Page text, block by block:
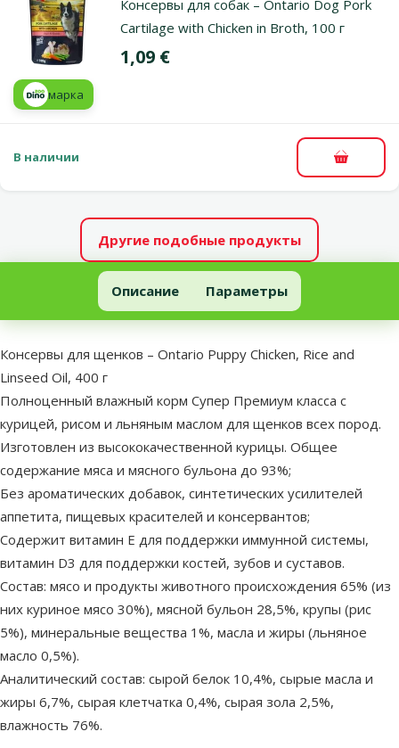
Консервы для собак – Ontario Dog Pork
Cartilage with Chicken in Broth, 100 г
Цена
1,09 €
марка
В наличии В
Другие подобные продукты
Консервы для щенков – Ontario Puppy Chicken, Rice and Linseed
Описание Параметры
В начало страницы
superzoo.product.detail.content
Консервы для щенков – Ontario Puppy Chicken, Rice and
Linseed Oil, 400 г
Полноценный влажный корм Супер Премиум класса с
курицей, рисом и льняным маслом для щенков всех пород.
Изготовлен из высококачественной курицы. Общее
содержание мяса и мясного бульона до 93%;
Без ароматических добавок, синтетических усилителей
аппетита, пищевых красителей и консервантов;
Содержит витамин Е для поддержки иммунной системы,
витамин D3 для поддержки костей, зубов и суставов.
Состав: мясо и продукты животного происхождения 65% (из
них куриное мясо 30%), мясной бульон 28,5%, крупы (рис
5%), минеральные вещества 1%, масла и жиры (льняное
масло 0,5%).
Аналитический состав: сырой белок 10,4%, сырые масла и
жиры 6,7%, сырая клетчатка 0,4%, сырая зола 2,5%,
влажность 76%.